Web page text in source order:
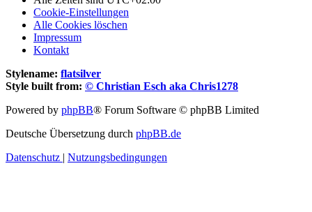
Cookie-Einstellungen
Alle Cookies löschen
Impressum
Kontakt
Stylename: flatsilver
Style built from: © Christian Esch aka Chris1278
Powered by phpBB® Forum Software © phpBB Limited
Deutsche Übersetzung durch phpBB.de
Datenschutz | Nutzungsbedingungen